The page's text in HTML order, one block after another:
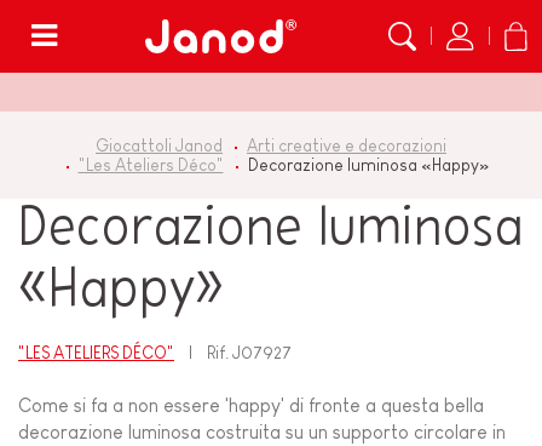
Giocattoli Janod
Arti creative e decorazioni
"Les Ateliers Déco"
Decorazione luminosa «Happy»
Decorazione luminosa
«Happy»
"LES ATELIERS DÉCO" Rif.J07927
Come si fa a non essere 'happy' di fronte a questa bella
decorazione luminosa costruita su un supporto circolare in